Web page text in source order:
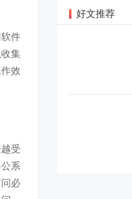
件
集
效
受
系
必
好文推荐